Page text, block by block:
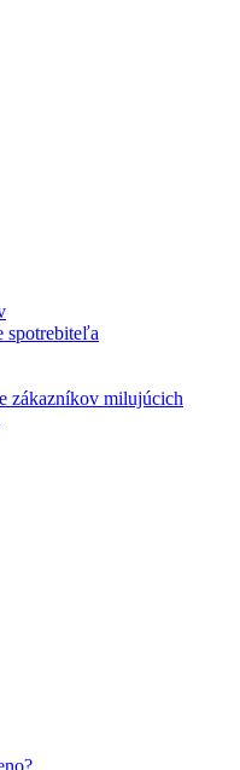
spotrebiteľa
zákazníkov milujúcich